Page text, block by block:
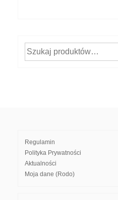
Szukaj:
Regulamin
Polityka Prywatności
Aktualności
Moja dane (Rodo)